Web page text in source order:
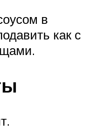
в
как с